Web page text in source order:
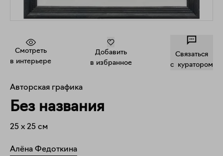
Смотреть
в интерьере
Добавить
в избранное
Связаться
c куратором
Авторская графика
Без названия
25 x 25 см
Алёна Федоткина